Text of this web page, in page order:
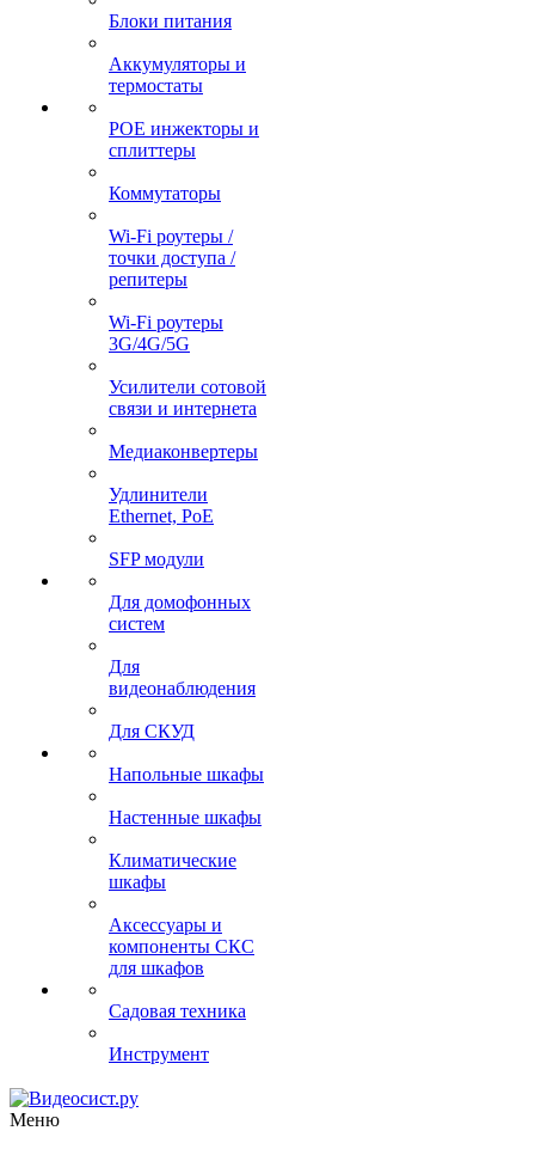
Блоки питания
Аккумуляторы и
термостаты
POE инжекторы и
сплиттеры
Коммутаторы
Wi-Fi роутеры /
точки доступа /
репитеры
Wi-Fi роутеры
3G/4G/5G
Усилители сотовой
связи и интернета
Медиаконвертеры
Удлинители
Ethernet, PoE
SFP модули
Для домофонных
систем
Для
видеонаблюдения
Для СКУД
Напольные шкафы
Настенные шкафы
Климатические
шкафы
Аксессуары и
компоненты СКС
для шкафов
Садовая техника
Инструмент
Меню